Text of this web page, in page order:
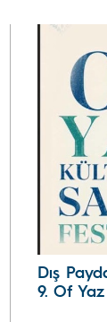
Dış
9. Of